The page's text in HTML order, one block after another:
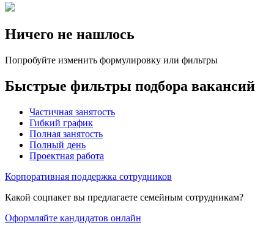
Ничего не нашлось
Попробуйте изменить формулировку или фильтры
Быстрые фильтры подбора вакансий
Частичная занятость
Гибкий график
Полная занятость
Полный день
Проектная работа
Корпоративная поддержка сотрудников
Какой соцпакет вы предлагаете семейным сотрудникам?
Оформляйте кандидатов онлайн